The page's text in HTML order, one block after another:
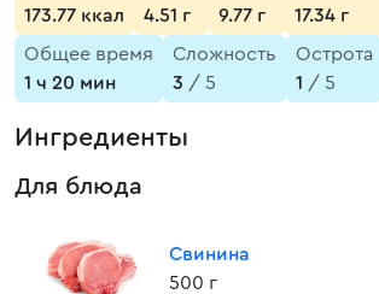
173.77 ккал
4.51 г
9.77 г
17.34 г
Общее время
1 ч 20 мин
Сложность
3 / 5
Острота
1 / 5
Ингредиенты
Для блюда
Свинина
500 г